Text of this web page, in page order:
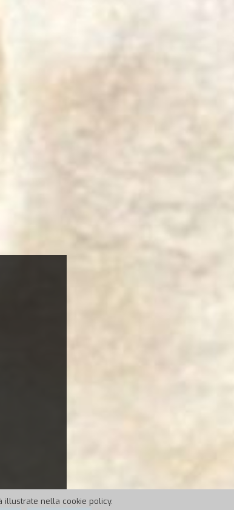
illustrate nella cookie policy.